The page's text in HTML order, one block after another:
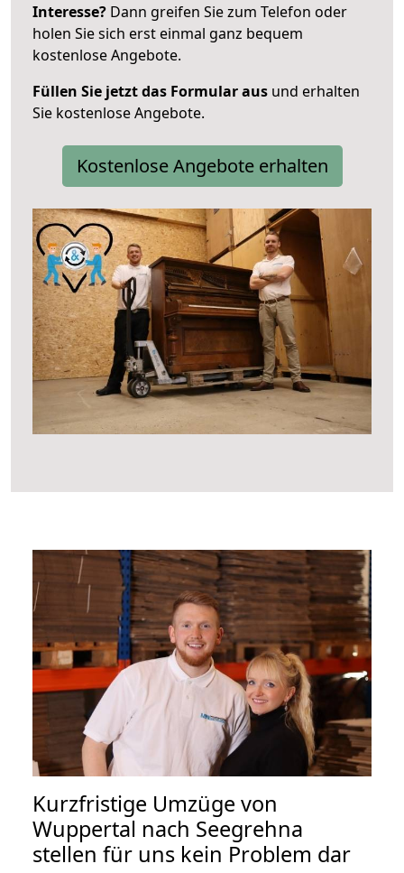
Interesse? Dann greifen Sie zum Telefon oder
holen Sie sich erst einmal ganz bequem
kostenlose Angebote.
Füllen Sie jetzt das Formular aus und erhalten
Sie kostenlose Angebote.
Kostenlose Angebote erhalten
Kurzfristige Umzüge von
Wuppertal nach Seegrehna
stellen für uns kein Problem dar